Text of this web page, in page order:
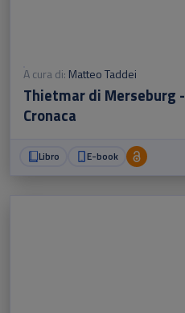
A cura di: Matteo Taddei
Thietmar di Merseburg -
Cronaca
Libro E-book